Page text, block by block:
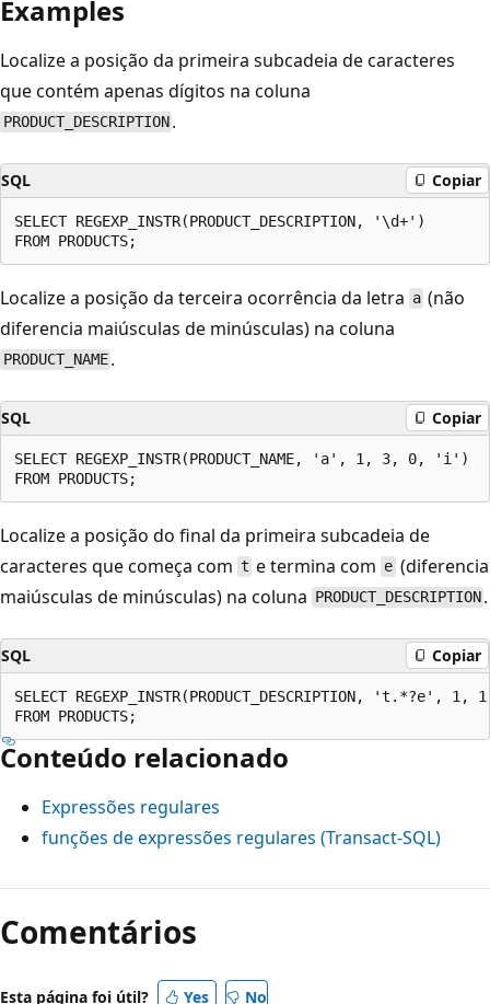
Examples
Localize a posição da primeira subcadeia de caracteres
que contém apenas dígitos na coluna
PRODUCT_DESCRIPTION .
SQL Copiar
SELECT REGEXP_INSTR(PRODUCT_DESCRIPTION, '\d+')
Localize a posição da terceira ocorrência da letra a (não
diferencia maiúsculas de minúsculas) na coluna
PRODUCT_NAME .
SQL Copiar
SELECT REGEXP_INSTR(PRODUCT_NAME, 'a', 1, 3, 0, 'i')
Localize a posição do final da primeira subcadeia de
caracteres que começa com t e termina com e(diferencia
maiúsculas de minúsculas) na coluna PRODUCT_DESCRIPTION .
SQL Copiar
SELECT REGEXP_INSTR(PRODUCT_DESCRIPTION, 't.*?e', 1,
Conteúdo relacionado
Expressões regulares
funções de expressões regulares (Transact-SQL)
Comentários
Esta página foi útil? Yes No